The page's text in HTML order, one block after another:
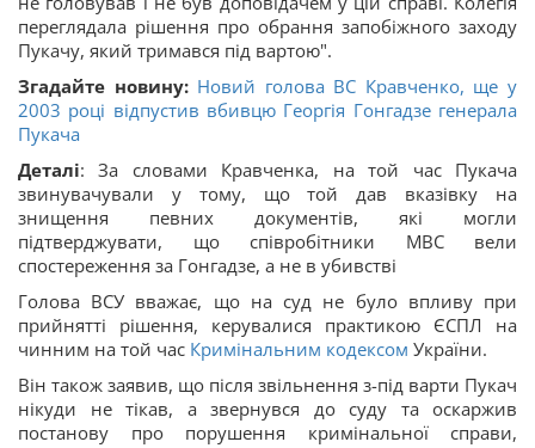
переглядала рішення про обрання запобіжного заходу
Пукачу, який тримався під вартою".
Згадайте новину: Новий голова ВС Кравченко, ще у
2003 році відпустив вбивцю Георгія Гонгадзе генерала
Пукача
Деталі: За словами Кравченка, на той час Пукача
звинувачували у тому, що той дав вказівку на
знищення певних документів, які могли
підтверджувати, що співробітники МВС вели
спостереження за Гонгадзе, а не в убивстві
Голова ВСУ вважає, що на суд не було впливу при
прийнятті рішення, керувалися практикою ЄСПЛ на
чинним на той час Кримінальним кодексом України.
Він також заявив, що після звільнення з-під варти Пукач
нікуди не тікав, а звернувся до суду та оскаржив
постанову про порушення кримінальної справи,